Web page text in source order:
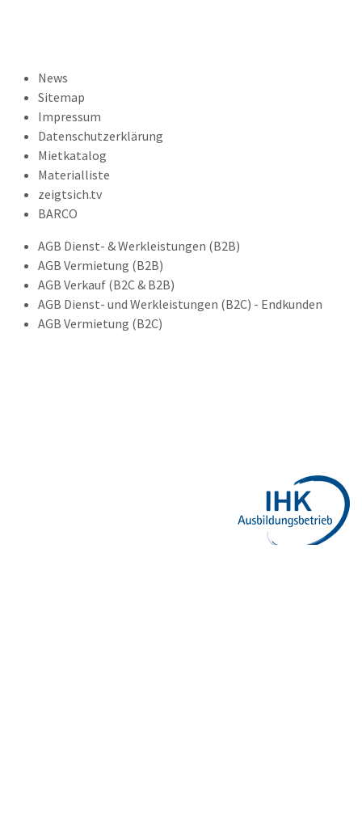
News
Sitemap
Impressum
Datenschutzerklärung
Mietkatalog
Materialliste
zeigtsich.tv
BARCO
AGB Dienst- & Werkleistungen (B2B)
AGB Vermietung (B2B)
AGB Verkauf (B2C & B2B)
AGB Dienst- und Werkleistungen (B2C) - Endkunden
AGB Vermietung (B2C)